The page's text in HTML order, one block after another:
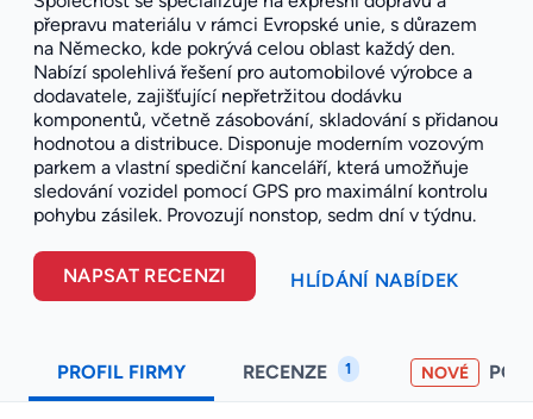
přepravu materiálu v rámci Evropské unie, s důrazem
na Německo, kde pokrývá celou oblast každý den.
Nabízí spolehlivá řešení pro automobilové výrobce a
dodavatele, zajišťující nepřetržitou dodávku
komponentů, včetně zásobování, skladování s přidanou
hodnotou a distribuce. Disponuje moderním vozovým
parkem a vlastní spediční kanceláří, která umožňuje
sledování vozidel pomocí GPS pro maximální kontrolu
pohybu zásilek. Provozují nonstop, sedm dní v týdnu.
NAPSAT RECENZI HLÍDÁNÍ NABÍDEK
PROFIL FIRMY RECENZE 1 NOVÉ